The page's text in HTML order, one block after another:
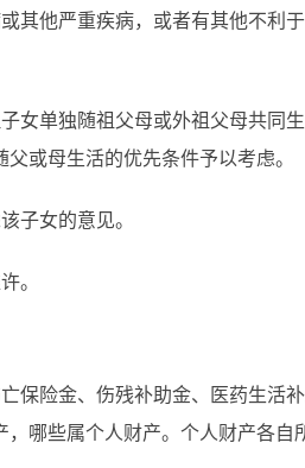
他严重疾病，或者有其他不利
单独随祖父母或外祖父母共同生
或母生活的优先条件予以考虑。
子女的意见。
。
险金、伤残补助金、医药生活
哪些属个人财产。个人财产各自